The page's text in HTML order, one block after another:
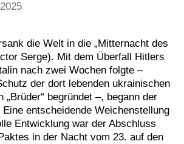
die Welt in die „Mitternacht des
Serge). Mit dem Überfall Hitlers
nach zwei Wochen folgte –
der dort lebenden ukrainischen
„Brüder“ begründet –, begann der
entscheidende Weichenstellung
Entwicklung war der Abschluss
in der Nacht vom 23. auf den